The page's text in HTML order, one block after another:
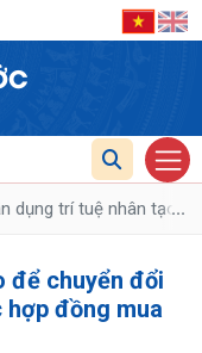
dụng trí tuệ nhân tạo...
để chuyển đổi
đồng mua